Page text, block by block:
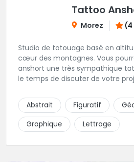
Tattoo
Morez (4
Studio de tatouage basé en
cœur des montagnes. Vous
anshort une très sympathique
le temps de discuter de votre
piquer la peau à la montagne !
lettrages et les aplats de noir.
contacter pour lui soumettre
Abstrait Figuratif
Graphique
Lettrage